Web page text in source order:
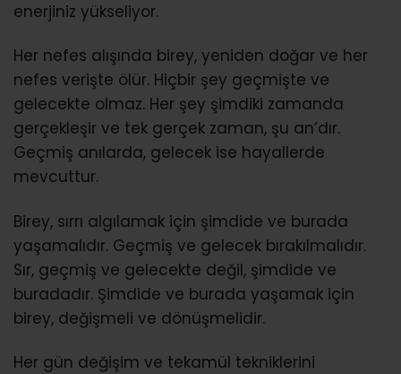
enerjiniz yükseliyor.
Her nefes alışında birey, yeniden doğar ve her
nefes verişte ölür. Hiçbir şey geçmişte ve
gelecekte olmaz. Her şey şimdiki zamanda
gerçekleşir ve tek gerçek zaman, şu an’dır.
Geçmiş anılarda, gelecek ise hayallerde
mevcuttur.
Birey, sırrı algılamak için şimdide ve burada
yaşamalıdır. Geçmiş ve gelecek bırakılmalıdır.
Sır, geçmiş ve gelecekte değil, şimdide ve
buradadır. Şimdide ve burada yaşamak için
birey, değişmeli ve dönüşmelidir.
Her gün değişim ve tekamül tekniklerini